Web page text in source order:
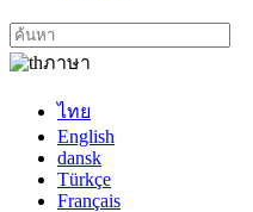
ภาษา
ไทย
English
dansk
Türkçe
Français